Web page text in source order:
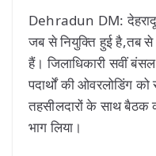
Dehradun DM:
जब से नियुक्ति हुई है,तब
हैं। जिलाधिकारी सवीं
पदार्थों की ओवरलोडिंग
तहसीलदारों के साथ बैठक
भाग लिया।